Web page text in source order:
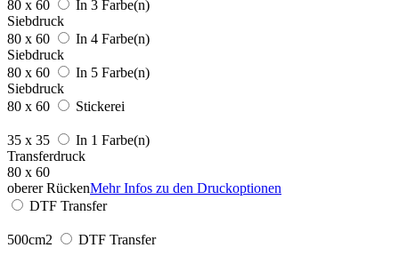
80 x 60
In 3 Farbe(n)
Siebdruck
80 x 60
In 4 Farbe(n)
Siebdruck
80 x 60
In 5 Farbe(n)
Siebdruck
80 x 60
Stickerei
35 x 35
In 1 Farbe(n)
Transferdruck
80 x 60
oberer RückenMehr Infos zu den Druckoptionen
DTF Transfer
500cm2 DTF Transfer